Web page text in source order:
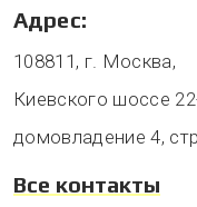
Адрес:
108811, г. Москва,
Киевского шоссе
домовладение 4,
Все контакты